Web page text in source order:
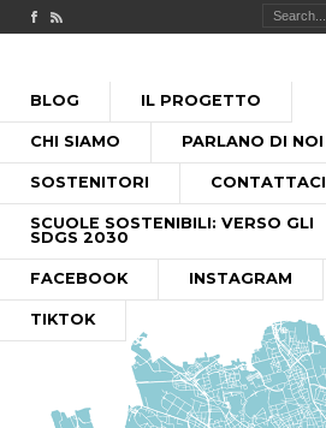
Check out our Facebook page
MILANO FUORICLASSE RSS feed
MENU PRINCIPALE
PASSA
CONTENUTO
BLOG IL PROGETTO
CHI SIAMO PARLANO DI NOI
SOSTENITORI CONTATTACI
SCUOLE SOSTENIBILI: VERSO GLI
SDGS 2030
FACEBOOK INSTAGRAM
TIKTOK